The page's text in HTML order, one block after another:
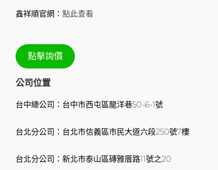
鑫祥順官網：點此查看
點擊詢價
公司位置
台中總公司：台中市西屯區龍洋巷50-6-1號
台北分公司：台北市信義區市民大道六段250號7樓
台北分公司：新北市泰山區磚雅厝路11號之20